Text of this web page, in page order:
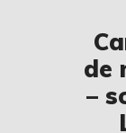
de
–
🔧
🛠️
👉